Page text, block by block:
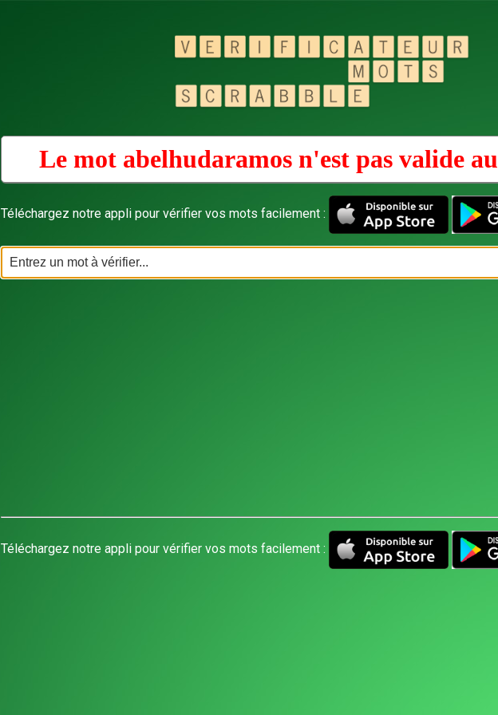
Le mot abelhudaramos n'est pas valide au
Téléchargez notre appli pour vérifier vos mots facilement :
Téléchargez notre appli pour vérifier vos mots facilement :